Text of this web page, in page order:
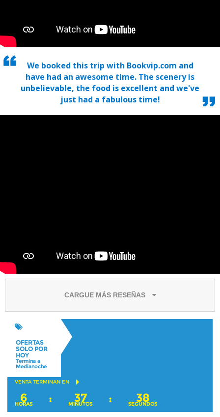
We booked this trip with Bookvip.com and
have had an awesome time. The scenery is
unbelievable, the food is excellent and we've
just had a fabulous time!
CARGUE MÁS RESEÑAS
OFERTAS
SOLO POR
HOY
Termina a
Medianoche
VENTA TERMINAN EN
6
HORAS : 37
MINUTOS : 37
SEGUNDOS